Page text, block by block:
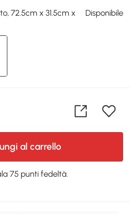
72.5cm x 31.5cm x
Disponibile
al carrello
75 punti fedeltà.